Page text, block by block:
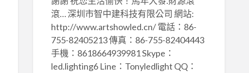
滾… 深圳市智中建科技有限公司 網站:
http://www.artshowled.cn/ 電話：86-
755-82405213 傳真：86-755-82404443
手機：8618664939981 Skype：
led.lighting6 Line：Tonyledlight QQ：